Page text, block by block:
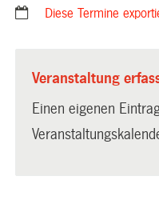
Diese Termine
Veranstaltung
Einen eigenen